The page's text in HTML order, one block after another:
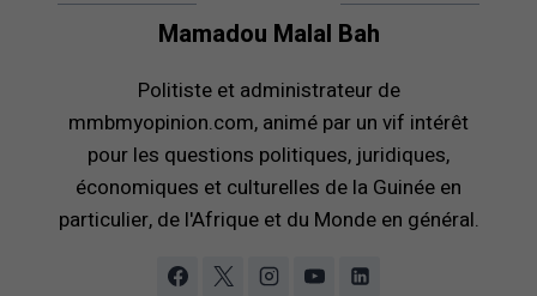
publication :
Mamadou Malal Bah
Politiste et administrateur de
mmbmyopinion.com, animé par un vif intérêt
pour les questions politiques, juridiques,
économiques et culturelles de la Guinée en
particulier, de l'Afrique et du Monde en général.